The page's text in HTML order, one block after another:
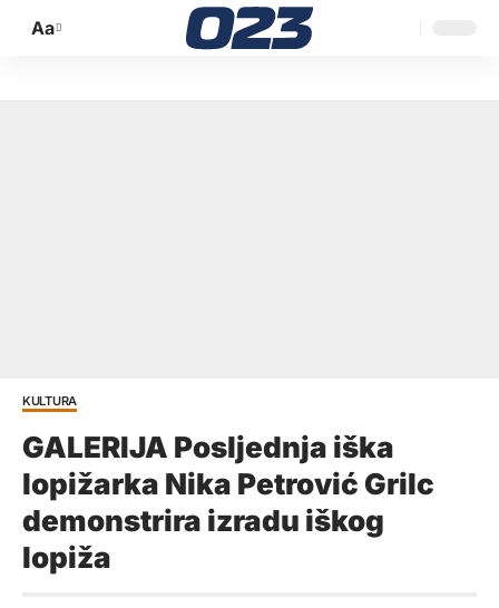
Promijeni
Aa
KULTURA
GALERIJA Posljednja iška
lopižarka Nika Petrović Grilc
demonstrira izradu iškog
lopiža